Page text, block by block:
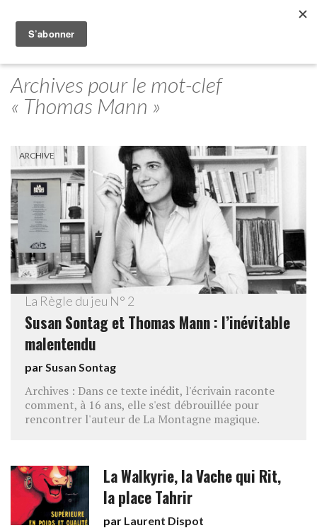
Archives pour le mot-clef
« Thomas Mann »
ARCHIVE
La Règle du jeu N° 2
Susan Sontag et Thomas Mann : l’inévitable
malentendu
parSusan Sontag
Archives : Dans ce texte inédit, l'écrivain raconte
comment, à 16 ans, elle s'est débrouillée pour
rencontrer l'auteur de La Montagne magique.
La Walkyrie, la Vache qui Rit,
la place Tahrir
par Laurent Dispot